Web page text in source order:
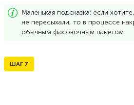
Маленькая подсказка: если
не пересыхали, то в процессе
обычным фасовочным пакетом.
ШАГ 7